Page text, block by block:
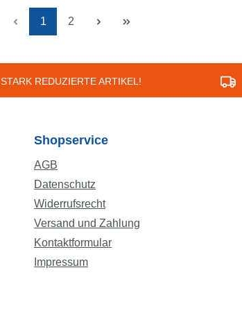
Seite
1 Seite
2
STARK REDUZIERTE ARTIKEL!
Shopservice
AGB
Datenschutz
Widerrufsrecht
Versand und Zahlung
Kontaktformular
Impressum